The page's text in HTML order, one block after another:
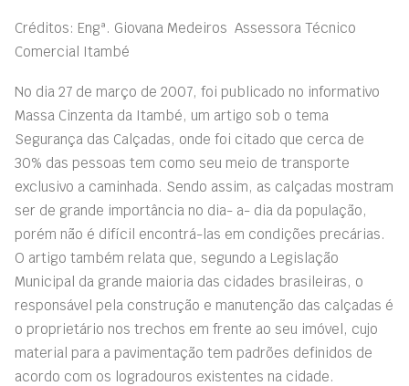
Créditos: Engª. Giovana Medeiros  Assessora Técnico
Comercial Itambé
No dia 27 de março de 2007, foi publicado no informativo
Massa Cinzenta da Itambé, um artigo sob o tema
Segurança das Calçadas, onde foi citado que cerca de
30% das pessoas tem como seu meio de transporte
exclusivo a caminhada. Sendo assim, as calçadas mostram
ser de grande importância no dia- a- dia da população,
porém não é difícil encontrá-las em condições precárias.
O artigo também relata que, segundo a Legislação
Municipal da grande maioria das cidades brasileiras, o
responsável pela construção e manutenção das calçadas é
o proprietário nos trechos em frente ao seu imóvel, cujo
material para a pavimentação tem padrões definidos de
acordo com os logradouros existentes na cidade.